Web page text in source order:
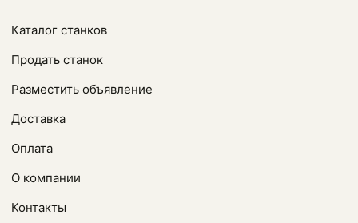
Каталог станков
Продать станок
Разместить объявление
Доставка
Оплата
О компании
Контакты